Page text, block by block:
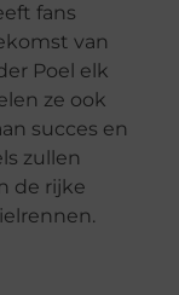
fans
van
Poel elk
ze ook
succes en
zullen
de rijke